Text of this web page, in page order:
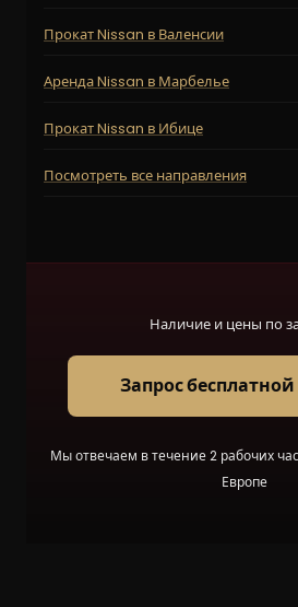
Прокат Nissan в Валенсии
Аренда Nissan в Марбелье
Прокат Nissan в Ибице
Посмотреть все направления
Наличие и цены по
Запрос
Мы отвечаем в течение 2 рабочих
Европе